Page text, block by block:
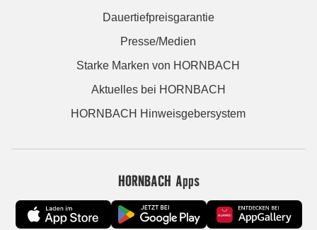
Dauertiefpreisgarantie
Presse/Medien
Starke Marken von HORNBACH
Aktuelles bei HORNBACH
HORNBACH Hinweisgebersystem
HORNBACH Apps